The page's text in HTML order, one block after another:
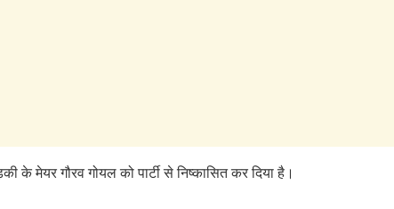
के मेयर गौरव गोयल को पार्टी से निष्कासित कर दिया है।